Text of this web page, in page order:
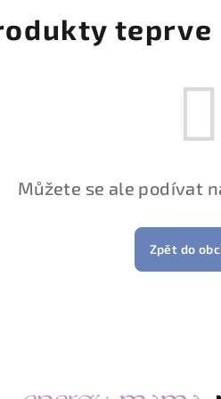
Můžete se ale podívat
Zpět do